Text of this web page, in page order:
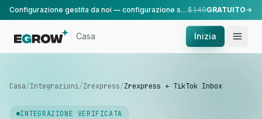
Configurazione gestita da noi — configurazione standard, eseguita dal nostro team.$149GRATUITO
Casa Inizia
Casa/Integrazioni/Zrexpress/Zrexpress + TikTok Inbox
INTEGRAZIONE VERIFICATA